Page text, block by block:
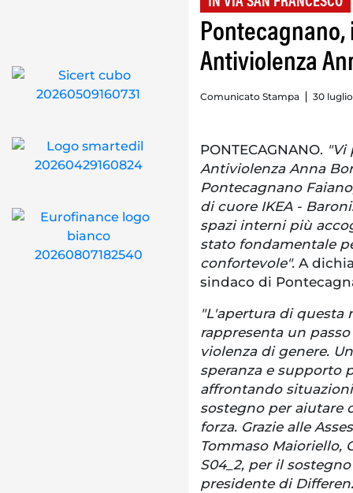
Antiviolenza
Comunicato Stampa 30
PONTECAGNANO. "Vi
Antiviolenza Anna
Pontecagnano
di cuore IKEA -
spazi interni più
stato fondamentale
confortevole". A
sindaco di
"L'apertura di questa
rappresenta un
violenza di genere.
speranza e supporto
affrontando
sostegno per aiutare
forza. Grazie alle
Tommaso Maioriello,
S04_2, per il
presidente di